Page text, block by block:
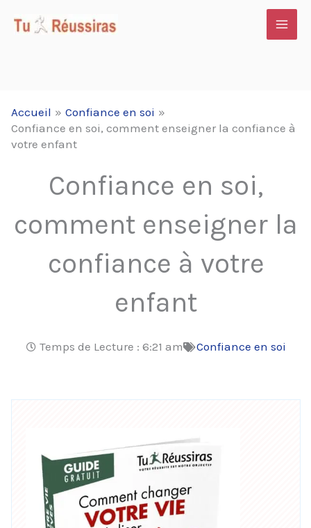
Accueil
Confiance en soi
Confiance en soi, comment enseigner la confiance à
votre enfant
Confiance en soi,
comment enseigner la
confiance à votre
enfant
Temps de Lecture : 6:21 am Confiance en soi